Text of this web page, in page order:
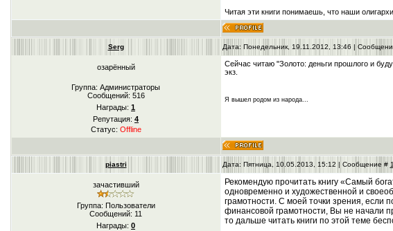
Читая эти книги понимаешь, что наши
Serg Дата: Понедельник, 19.11.2012, 13:46 |
озарённый
Группа: Администраторы
Сообщений: 516
Награды: 1
Репутация: 4
Статус: Offline
Сейчас читаю "Золото: деньги прошлого и
экз.
Я вышел родом из народа...
piastri Дата: Пятница, 10.05.2013, 15:12 | Сообщение #
зачастивший
Группа: Пользователи
Сообщений: 11
Награды: 0
Рекомендую прочитать книгу «Самый
одновременно и художественной и
грамотности. С моей точки зрения, если
финансовой грамотности, Вы не начали
то дальше читать книги по этой теме